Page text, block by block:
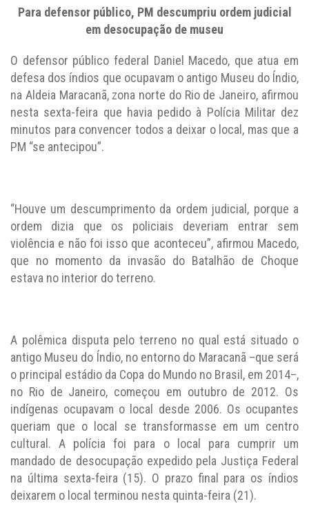
Para defensor público, PM descumpriu ordem judicial
em desocupação de museu
O defensor público federal Daniel Macedo, que atua em
defesa dos índios que ocupavam o antigo Museu do Índio,
na Aldeia Maracanã, zona norte do Rio de Janeiro, afirmou
nesta sexta-feira que havia pedido à Polícia Militar dez
minutos para convencer todos a deixar o local, mas que a
PM “se antecipou”.
“Houve um descumprimento da ordem judicial, porque a
ordem dizia que os policiais deveriam entrar sem
violência e não foi isso que aconteceu”, afirmou Macedo,
que no momento da invasão do Batalhão de Choque
estava no interior do terreno.
A polêmica disputa pelo terreno no qual está situado o
antigo Museu do Índio, no entorno do Maracanã –que será
o principal estádio da Copa do Mundo no Brasil, em 2014–,
no Rio de Janeiro, começou em outubro de 2012. Os
indígenas ocupavam o local desde 2006. Os ocupantes
queriam que o local se transformasse em um centro
cultural. A polícia foi para o local para cumprir um
mandado de desocupação expedido pela Justiça Federal
na última sexta-feira (15). O prazo final para os índios
deixarem o local terminou nesta quinta-feira (21).